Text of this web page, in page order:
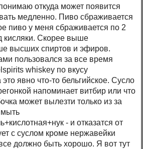
откуда может появится
медленно. Пиво сбраживается
пиво у меня сбраживается по 2
кисляки. Скорее выше
высших спиртов и эфиров.
пользовался за все время
whiskey по вкусу
явно что-то бельгийское. Сусло
напоминает витбир или что
может вылезти только из за
мыть
- и отказатся от
с суслом кроме нержавейки
должно быть хорошо. Я вот тут